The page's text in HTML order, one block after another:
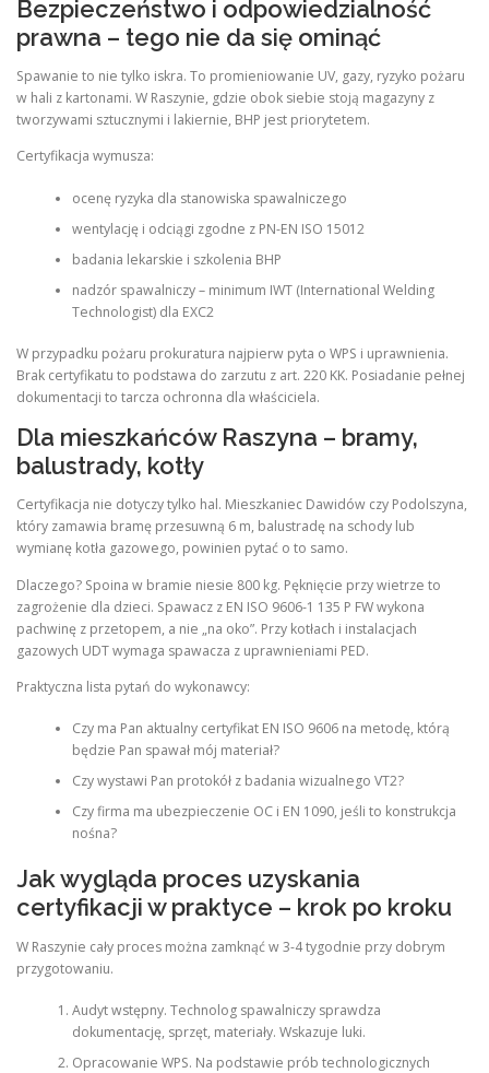
Bezpieczeństwo i odpowiedzialność
prawna – tego nie da się ominąć
Spawanie to nie tylko iskra. To promieniowanie UV, gazy, ryzyko pożaru
w hali z kartonami. W Raszynie, gdzie obok siebie stoją magazyny z
tworzywami sztucznymi i lakiernie, BHP jest priorytetem.
Certyfikacja wymusza:
ocenę ryzyka dla stanowiska spawalniczego
wentylację i odciągi zgodne z PN-EN ISO 15012
badania lekarskie i szkolenia BHP
nadzór spawalniczy – minimum IWT (International Welding
Technologist) dla EXC2
W przypadku pożaru prokuratura najpierw pyta o WPS i uprawnienia.
Brak certyfikatu to podstawa do zarzutu z art. 220 KK. Posiadanie pełnej
dokumentacji to tarcza ochronna dla właściciela.
Dla mieszkańców Raszyna – bramy,
balustrady, kotły
Certyfikacja nie dotyczy tylko hal. Mieszkaniec Dawidów czy Podolszyna,
który zamawia bramę przesuwną 6 m, balustradę na schody lub
wymianę kotła gazowego, powinien pytać o to samo.
Dlaczego? Spoina w bramie niesie 800 kg. Pęknięcie przy wietrze to
zagrożenie dla dzieci. Spawacz z EN ISO 9606-1 135 P FW wykona
pachwinę z przetopem, a nie „na oko”. Przy kotłach i instalacjach
gazowych UDT wymaga spawacza z uprawnieniami PED.
Praktyczna lista pytań do wykonawcy:
Czy ma Pan aktualny certyfikat EN ISO 9606 na metodę, którą
będzie Pan spawał mój materiał?
Czy wystawi Pan protokół z badania wizualnego VT2?
Czy firma ma ubezpieczenie OC i EN 1090, jeśli to konstrukcja
nośna?
Jak wygląda proces uzyskania
certyfikacji w praktyce – krok po kroku
W Raszynie cały proces można zamknąć w 3-4 tygodnie przy dobrym
przygotowaniu.
Audyt wstępny. Technolog spawalniczy sprawdza
dokumentację, sprzęt, materiały. Wskazuje luki.
Opracowanie WPS. Na podstawie prób technologicznych